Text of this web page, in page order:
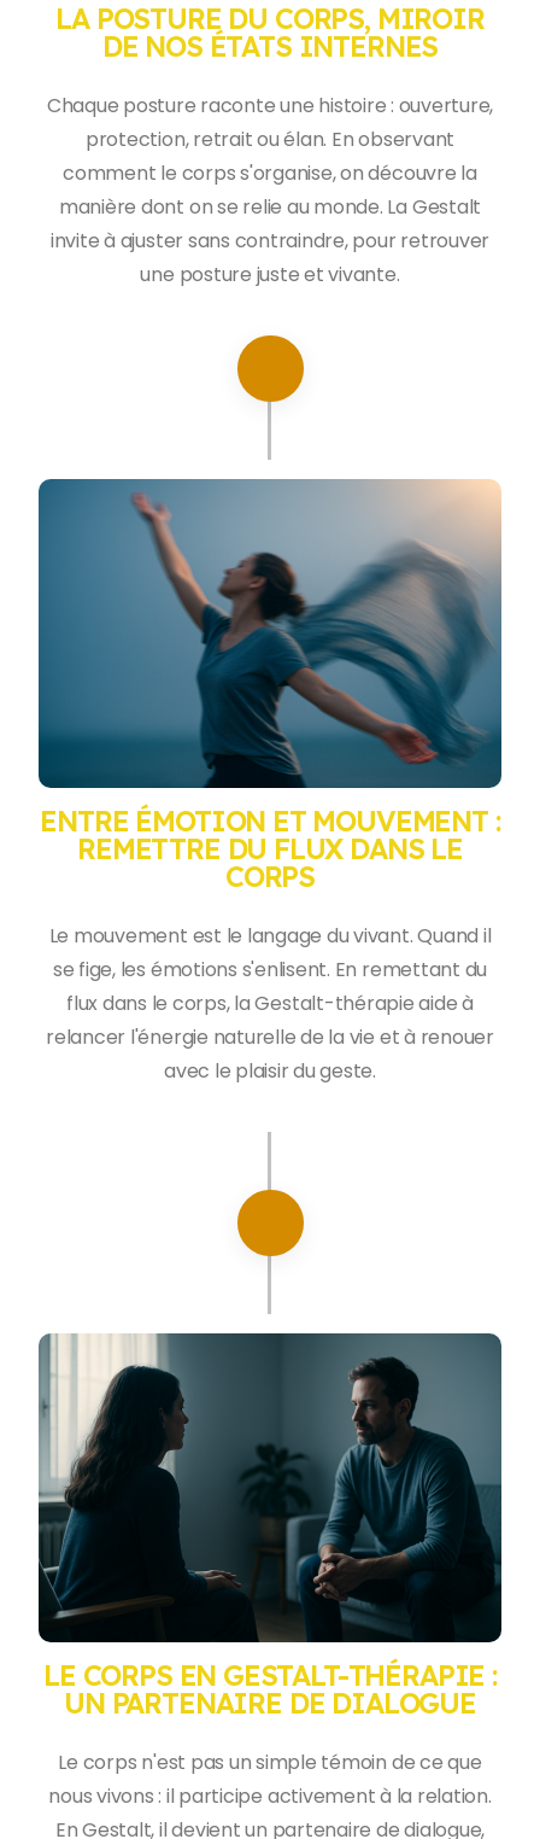
LA POSTURE DU CORPS, MIROIR
DE NOS ÉTATS INTERNES
Chaque posture raconte une histoire : ouverture,
protection, retrait ou élan. En observant
comment le corps s'organise, on découvre la
manière dont on se relie au monde. La Gestalt
invite à ajuster sans contraindre, pour retrouver
une posture juste et vivante.
ENTRE ÉMOTION ET MOUVEMENT :
REMETTRE DU FLUX DANS LE
CORPS
Le mouvement est le langage du vivant. Quand il
se fige, les émotions s'enlisent. En remettant du
flux dans le corps, la Gestalt-thérapie aide à
relancer l'énergie naturelle de la vie et à renouer
avec le plaisir du geste.
LE CORPS EN GESTALT-THÉRAPIE :
UN PARTENAIRE DE DIALOGUE
Le corps n'est pas un simple témoin de ce que
nous vivons : il participe activement à la relation.
En Gestalt, il devient un partenaire de dialogue,